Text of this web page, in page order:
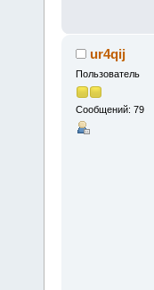
ur4qij
Пользователь
Сообщений: 79